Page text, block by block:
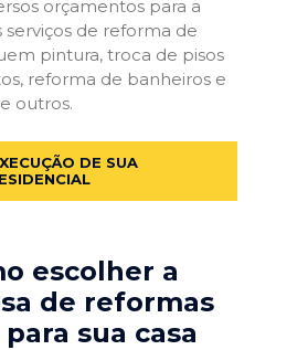
orçamentos para a
serviços de reforma de
pintura, troca de pisos
reforma de banheiros e
outros.
DE SUA
escolher a
de reformas
sua casa